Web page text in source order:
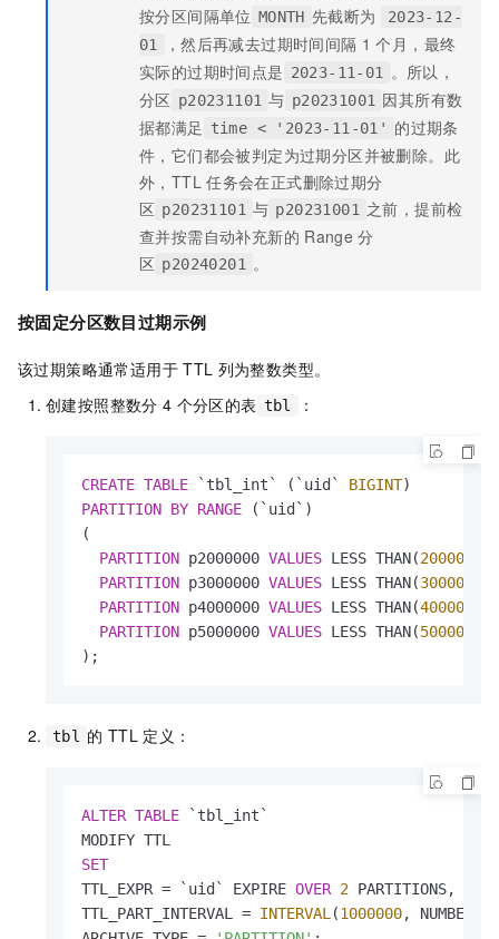
按分区间隔单位 MONTH 先截断为
2023-12-
01
，然后再减去过期时间间隔 1 个月，最终
实际的过期时间点是 2023-11-01
。所以，
分区 p20231101 与 p20231001 因其所有数
据都满足
time < '2023-11-01'
的过期条
件，它们都会被判定为过期分区并被删除。此
外，TTL 任务会在正式删除过期分
区 p20231101 与 p20231001 之前，提前检
查并按需自动补充新的 Range 分
区 p20240201 。
按固定分区数目过期示例
该过期策略通常适用于 TTL 列为整数类型。
创建按照整数分 4 个分区的表 tbl ：
CREATE TABLE `tbl_int` (`uid` BIGINT
PARTITION BY RANGE (`uid`)
(
PARTITION p2000000 VALUES LESS THAN(2000000
PARTITION p3000000 VALUES LESS THAN(3000000
PARTITION p4000000 VALUES LESS THAN(4000000
PARTITION p5000000 VALUES LESS THAN(5000000
);
tbl 的 TTL 定义：
ALTER TABLE `tbl_int`
SET
TTL_EXPR = `uid` EXPIRE OVER 2 PARTITIONS,
TTL_PART_INTERVAL = INTERVAL (1000000, NUMBER),